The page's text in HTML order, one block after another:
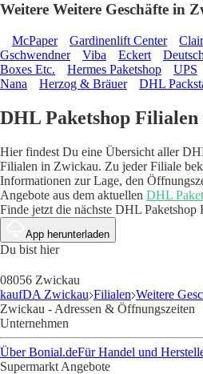
Weitere Weitere Geschäfte in
McPaper Gardinenlift Center
Gschwendner
Viba Eckert
Boxes Etc.
Hermes Paketshop UPS
Nana
Herzog & Bräuer DHL
DHL Paketshop
Hier findest Du eine Übersicht aller
Filialen in Zwickau. Zu jeder Filiale
Informationen zur Lage, den
Angebote aus dem aktuellen DHL
Finde jetzt die nächste DHL
App herunterladen
Du bist hier
08056 Zwickau
kaufDA Zwickau Filialen Weitere
Zwickau - Adressen & Öffnungszeiten
Unternehmen
Über Bonial.deFür Handel und
Supermarkt Angebote